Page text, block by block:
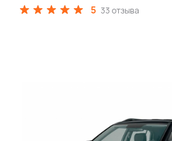
5 33 отзыва